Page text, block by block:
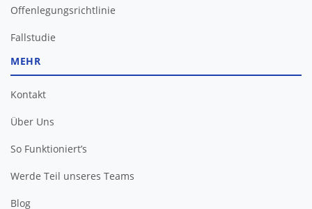
Offenlegungsrichtlinie
Fallstudie
MEHR
Kontakt
Über Uns
So Funktioniert’s
Werde Teil unseres Teams
Blog